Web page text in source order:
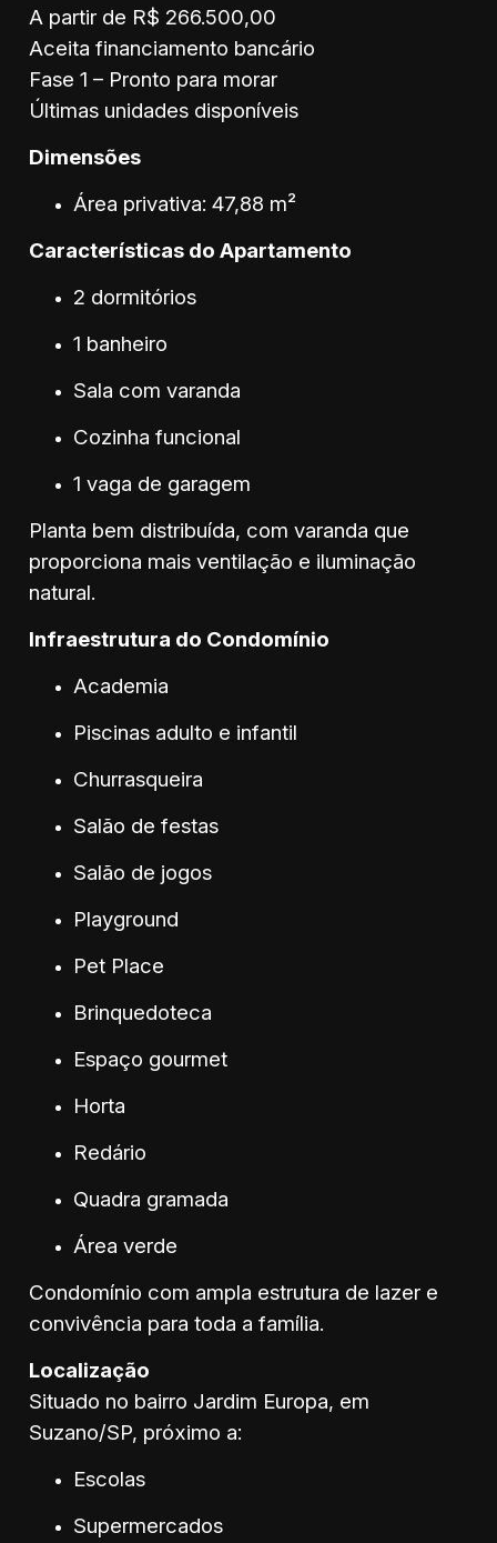
A partir de R$ 266.500,00
Aceita financiamento bancário
Fase 1 – Pronto para morar
Últimas unidades disponíveis
Dimensões
Área privativa: 47,88 m²
Características do Apartamento
2 dormitórios
1 banheiro
Sala com varanda
Cozinha funcional
1 vaga de garagem
Planta bem distribuída, com varanda que
proporciona mais ventilação e iluminação
natural.
Infraestrutura do Condomínio
Academia
Piscinas adulto e infantil
Churrasqueira
Salão de festas
Salão de jogos
Playground
Pet Place
Brinquedoteca
Espaço gourmet
Horta
Redário
Quadra gramada
Área verde
Condomínio com ampla estrutura de lazer e
convivência para toda a família.
Localização
Situado no bairro Jardim Europa, em
Suzano/SP, próximo a:
Escolas
Supermercados